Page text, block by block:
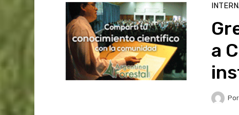
a
Por